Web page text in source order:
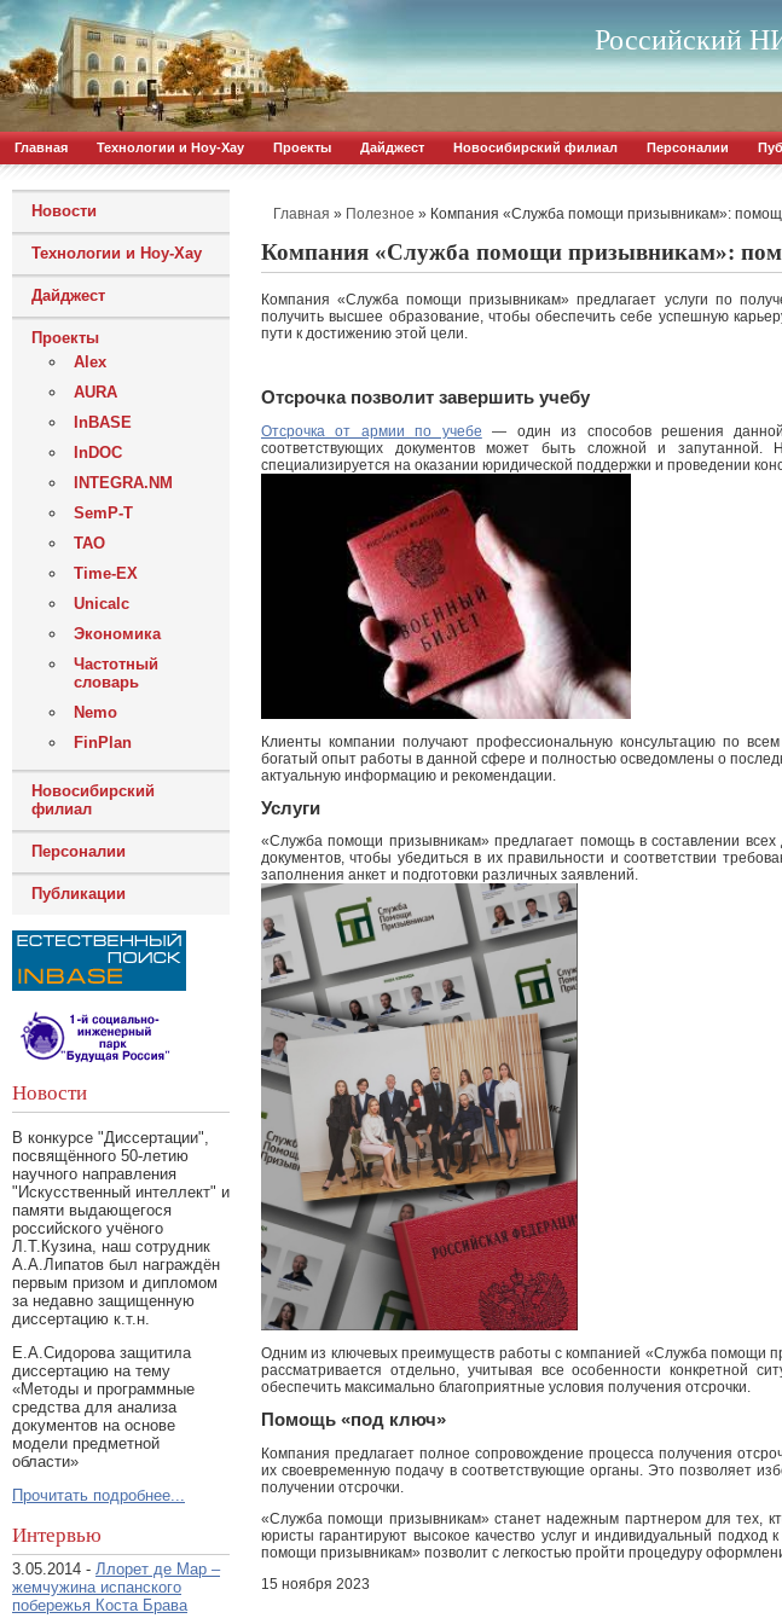
Российский
Главная Технологии и Ноу-Хау Проекты Дайджест Новосибирский филиал Персоналии
Новости
Технологии и Ноу-Хау
Дайджест
Проекты
Alex
AURA
InBASE
InDOC
INTEGRA.NM
SemP-T
ТАО
Time-EX
Unicalc
Экономика
Частотный
словарь
Nemo
FinPlan
Новосибирский
филиал
Персоналии
Публикации
Новости
В конкурсе "Диссертации",
посвящённого 50-летию
научного направления
"Искусственный интеллект" и
памяти выдающегося
российского учёного
Л.Т.Кузина, наш сотрудник
А.А.Липатов был награждён
первым призом и дипломом
за недавно защищенную
диссертацию к.т.н.
Е.А.Сидорова защитила
диссертацию на тему
«Методы и программные
средства для анализа
документов на основе
модели предметной
области»
Прочитать подробнее...
Интервью
3.05.2014 - Ллорет де Мар –
жемчужина испанского
побережья Коста Брава
Главная » Полезное » Компания «Служба помощи призывникам»:
Компания «Служба помощи призывникам»:
Компания «Служба помощи призывникам» предлагает услуги по
получить высшее образование, чтобы обеспечить себе успешную
пути к достижению этой цели.
Отсрочка позволит завершить учебу
Отсрочка от армии по учебе — один из способов решения
соответствующих документов может быть сложной и
специализируется на оказании юридической поддержки и проведении
Клиенты компании получают профессиональную консультацию по
богатый опыт работы в данной сфере и полностью осведомлены о
актуальную информацию и рекомендации.
Услуги
«Служба помощи призывникам» предлагает помощь в составлении
документов, чтобы убедиться в их правильности и соответствии
заполнения анкет и подготовки различных заявлений.
Одним из ключевых преимуществ работы с компанией «Служба помощи
рассматривается отдельно, учитывая все особенности конкретной
обеспечить максимально благоприятные условия получения отсрочки.
Помощь «под ключ»
Компания предлагает полное сопровождение процесса получения
их своевременную подачу в соответствующие органы. Это позволяет
получении отсрочки.
«Служба помощи призывникам» станет надежным партнером для тех,
юристы гарантируют высокое качество услуг и индивидуальный
помощи призывникам» позволит с легкостью пройти процедуру
15 ноября 2023